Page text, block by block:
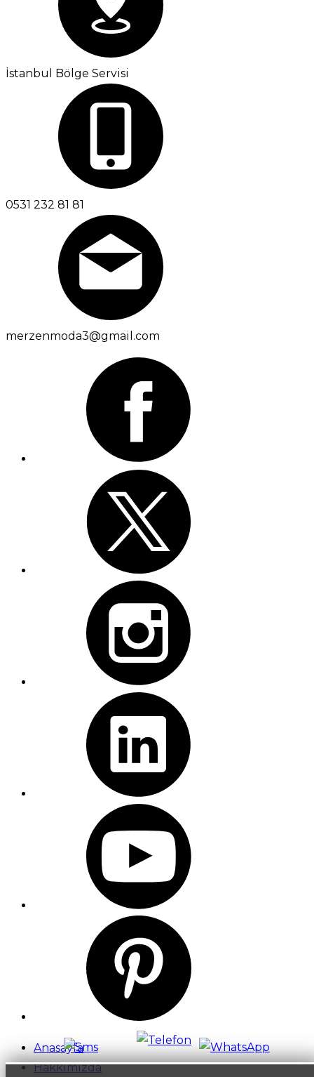
İstanbul Bölge Servisi
0531 232 81 81
merzenmoda3@gmail.com
Anasayfa
Hakkımızda